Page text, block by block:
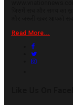
Read More...